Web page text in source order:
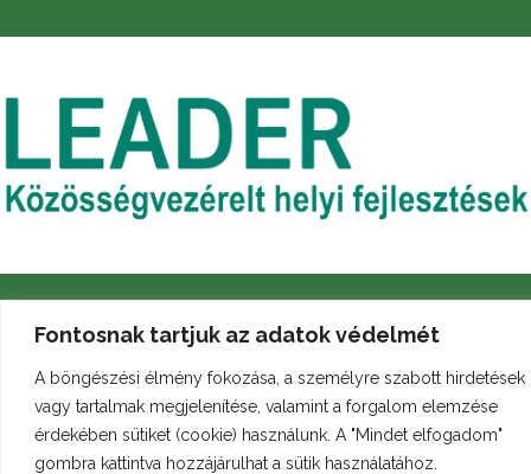
Fontosnak tartjuk az adatok védelmét
A böngészési élmény fokozása, a személyre szabott hirdetések
vagy tartalmak megjelenítése, valamint a forgalom elemzése
érdekében sütiket (cookie) használunk. A "Mindet elfogadom"
gombra kattintva hozzájárulhat a sütik használatához.
Archívum Galéria Arculati kézikönyv